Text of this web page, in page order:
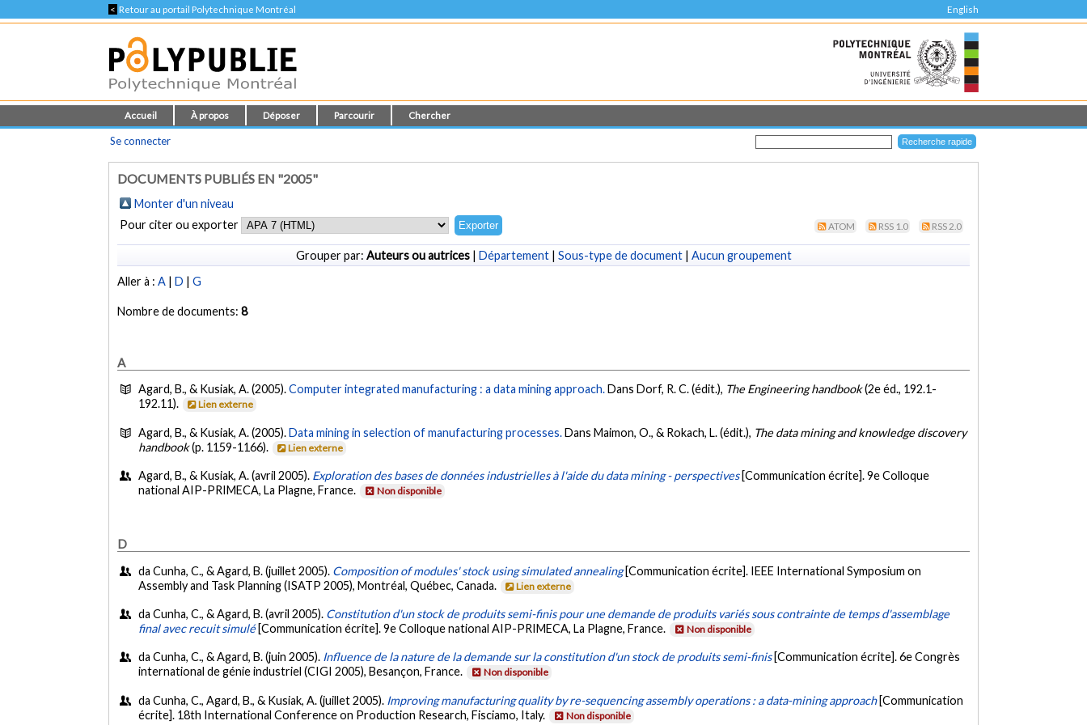
< Retour au portail Polytechnique Montréal English
Accueil À propos Déposer Parcourir Chercher
Se connecter
DOCUMENTS PUBLIÉS EN "2005"
Monter d'un niveau
Pour citer ou exporter
ATOM RSS 1.0 RSS 2.0
Grouper par: Auteurs ou autrices| Département| Sous-type de document| Aucun groupement
Aller à :A |D |G
Nombre de documents:8
A
Agard, B., & Kusiak, A. (2005).Computer integrated manufacturing : a data mining approach.Dans Dorf, R. C. (édit.), The Engineering handbook(2e éd., 192.1-
192.11).
Lien externe
Agard, B., & Kusiak, A. (2005).Data mining in selection of manufacturing processes.Dans Maimon, O., & Rokach, L. (édit.), The data mining and knowledge discovery
handbook(p. 1159-1166). Lien externe
Agard, B., & Kusiak, A. (avril 2005). Exploration des bases de données industrielles à l'aide du data mining - perspectives [Communication écrite]. 9e Colloque
national AIP-PRIMECA, La Plagne, France.
Non disponible
D
da Cunha, C., & Agard, B. (juillet 2005). Composition of modules' stock using simulated annealing [Communication écrite]. IEEE International Symposium on
Assembly and Task Planning (ISATP 2005), Montréal, Québec, Canada.
Lien externe
da Cunha, C., & Agard, B. (avril 2005). Constitution d'un stock de produits semi-finis pour une demande de produits variés sous contrainte de temps d'assemblage
final avec recuit simulé [Communication écrite]. 9e Colloque national AIP-PRIMECA, La Plagne, France. Non disponible
da Cunha, C., & Agard, B. (juin 2005). Influence de la nature de la demande sur la constitution d'un stock de produits semi-finis [Communication écrite]. 6e Congrès
international de génie industriel (CIGI 2005), Besançon, France.
Non disponible
da Cunha, C., Agard, B., & Kusiak, A. (juillet 2005). Improving manufacturing quality by re-sequencing assembly operations : a data-mining approach [Communication
écrite]. 18th International Conference on Production Research, Fisciamo, Italy.
Non disponible